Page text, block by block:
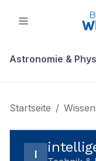
Astronomie &
Startseite /
I